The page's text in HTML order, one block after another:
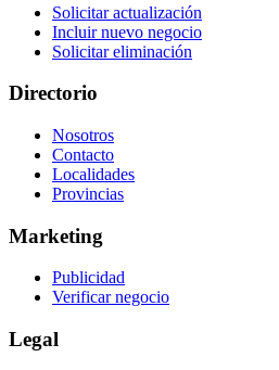
Solicitar actualización
Incluir nuevo negocio
Solicitar eliminación
Directorio
Nosotros
Contacto
Localidades
Provincias
Marketing
Publicidad
Verificar negocio
Legal